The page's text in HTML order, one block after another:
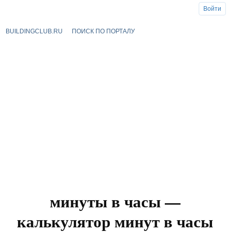
BUILDINGCLUB.RU ПОИСК ПО ПОРТАЛУ
минуты в часы —
калькулятор минут в часы
Войти